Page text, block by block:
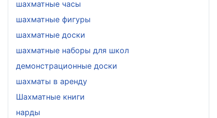
шахматные часы
шахматные фигуры
шахматные доски
шахматные наборы для школ
демонстрационные доски
шахматы в аренду
Шахматные книги
нарды